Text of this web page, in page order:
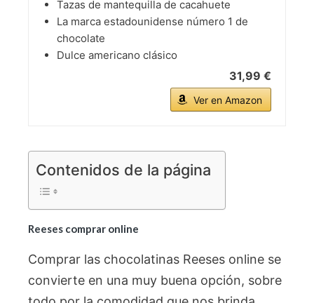
Tazas de mantequilla de cacahuete
La marca estadounidense número 1 de
chocolate
Dulce americano clásico
31,99 €
Ver en Amazon
Contenidos de la página
Reeses comprar online
Comprar las chocolatinas Reeses online se
convierte en una muy buena opción, sobre